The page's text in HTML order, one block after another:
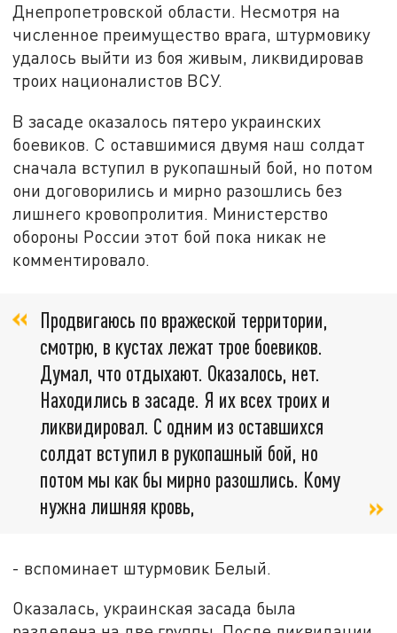
Днепропетровской области. Несмотря на
численное преимущество врага, штурмовику
удалось выйти из боя живым, ликвидировав
троих националистов ВСУ.
В засаде оказалось пятеро украинских
боевиков. С оставшимися двумя наш солдат
сначала вступил в рукопашный бой, но потом
они договорились и мирно разошлись без
лишнего кровопролития. Министерство
обороны России этот бой пока никак не
комментировало.
Продвигаюсь по вражеской территории,
смотрю, в кустах лежат трое боевиков.
Думал, что отдыхают. Оказалось, нет.
Находились в засаде. Я их всех троих и
ликвидировал. С одним из оставшихся
солдат вступил в рукопашный бой, но
потом мы как бы мирно разошлись. Кому
нужна лишняя кровь,
- вспоминает штурмовик Белый.
Оказалась, украинская засада была